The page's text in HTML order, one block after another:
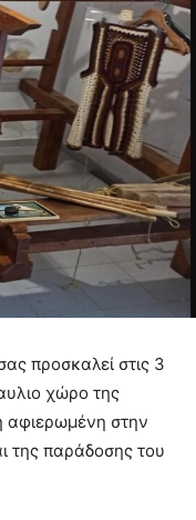
προσκαλεί στις 3
χώρο της
αφιερωμένη στην
της παράδοσης του